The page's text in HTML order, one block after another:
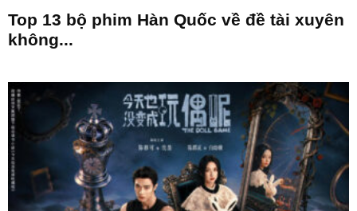
Top 13 bộ phim Hàn Quốc về đề tài xuyên
không...